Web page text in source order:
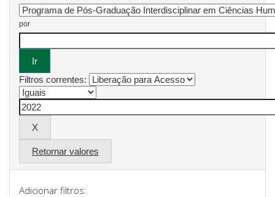
por
Filtros correntes:
Retornar valores
Adicionar filtros: